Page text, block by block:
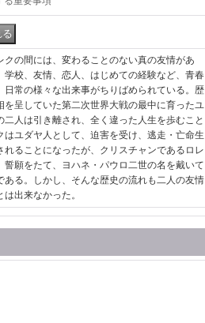
の間には、変わることのない真の友情があ
学校、友情、恋人、はじめての経験など、青春
日常の様々な出来事がちりばめられている。歴
を呈していた第二次世界大戦の最中に育ったユ
二人は引き離され、全く違った人生を歩むこと
はユダヤ人として、迫害を受け、逃走・亡命生
れることになったが、クリスチャンであるロレ
誓願をたて、ヨハネ・パウロ二世の名を戴いて
ある。しかし、そんな歴史の流れも二人の友情
出来なかった。